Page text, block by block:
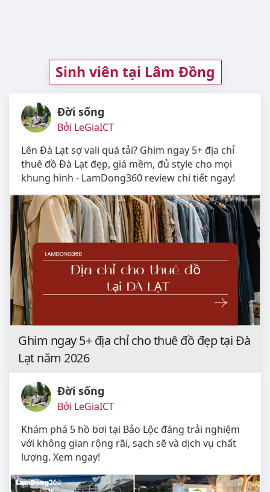
Sinh viên tại Lâm Đồng
Đời sống
Bởi LeGiaICT
Lên Đà Lạt sợ vali quá tải? Ghim ngay 5+ địa chỉ
thuê đồ Đà Lạt đẹp, giá mềm, đủ style cho mọi
khung hình - LamDong360 review chi tiết ngay!
Ghim ngay 5+ địa chỉ cho thuê đồ đẹp tại Đà
Lạt năm 2026
Đời sống
Bởi LeGiaICT
Khám phá 5 hồ bơi tại Bảo Lộc đáng trải nghiệm
với không gian rộng rãi, sạch sẽ và dịch vụ chất
lượng. Xem ngay!